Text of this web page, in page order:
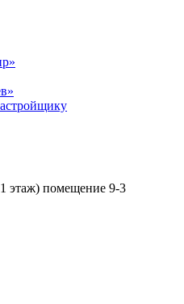
этаж) помещение 9-3